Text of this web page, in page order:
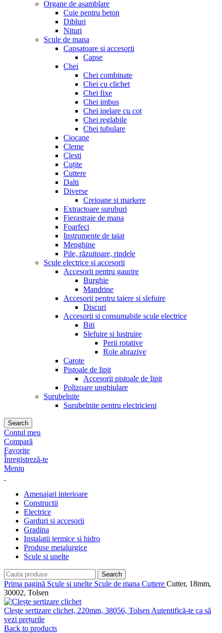
Organe de asamblare
Cuie pentru beton
Dibluri
Nituri
Scule de mana
Capsatoare si accesorii
Capse
Chei
Chei combinate
Chei cu clichet
Chei fixe
Chei imbus
Chei inelare cu cot
Chei reglabile
Chei tubulare
Ciocane
Cleme
Clesti
Cuțite
Cuttere
Dalti
Diverse
Creioane si markere
Extractoare suruburi
Fierastraie de mana
Foarfeci
Instrumente de taiat
Menghine
Pile, răzuitoare, rindele
Scule electrice si accesorii
Accesorii pentru gaurire
Burghie
Mandrine
Accesorii pentru taiere si slefuire
Discuri
Accesorii si consumabile scule electrice
Biti
Slefuire si lustruire
Perii rotative
Role abrazive
Carote
Pistoale de lipit
Accesorii pistoale de lipit
Polizoare unghiulare
Surubelnite
Surubelnite pentru electricieni
Search
Contul meu
Compară
Favorite
Înregistreză-te
Meniu
Amenajari interioare
Constructii
Electrice
Garduri si accesorii
Gradina
Instalatii termice si hidro
Produse metalurgice
Scule si unelte
Search
Prima pagină Scule si unelte Scule de mana Cuttere Cutter, 18mm,
30002, Tolsen
Clește sertizare clichet, 220mm, 38056, Tolsen Autentifică-te ca să
vezi prețurile
Back to products